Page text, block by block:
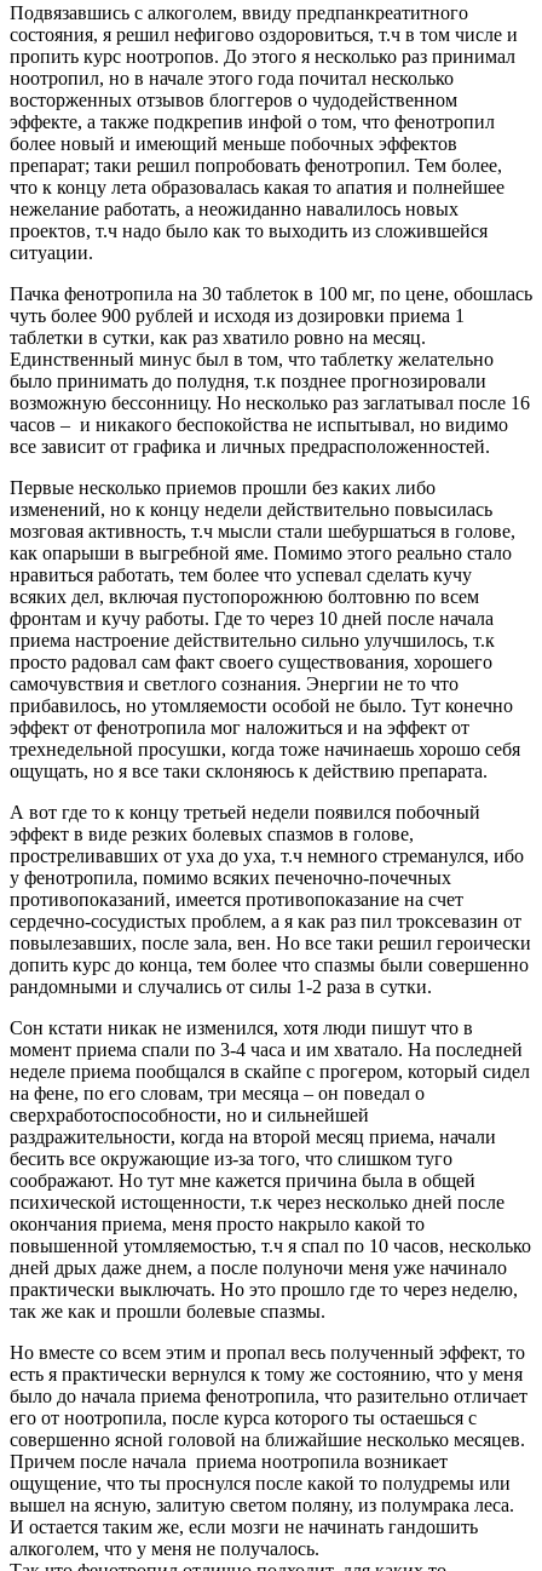
Подвязавшись с алкоголем, ввиду предпанкреатитного
состояния, я решил нефигово оздоровиться, т.ч в том числе и
пропить курс ноотропов. До этого я несколько раз принимал
ноотропил, но в начале этого года почитал несколько
восторженных отзывов блоггеров о чудодейственном
эффекте, а также подкрепив инфой о том, что фенотропил
более новый и имеющий меньше побочных эффектов
препарат; таки решил попробовать фенотропил. Тем более,
что к концу лета образовалась какая то апатия и полнейшее
нежелание работать, а неожиданно навалилось новых
проектов, т.ч надо было как то выходить из сложившейся
ситуации.
Пачка фенотропила на 30 таблеток в 100 мг, по цене, обошлась
чуть более 900 рублей и исходя из дозировки приема 1
таблетки в сутки, как раз хватило ровно на месяц.
Единственный минус был в том, что таблетку желательно
было принимать до полудня, т.к позднее прогнозировали
возможную бессонницу. Но несколько раз заглатывал после 16
часов – и никакого беспокойства не испытывал, но видимо
все зависит от графика и личных предрасположенностей.
Первые несколько приемов прошли без каких либо
изменений, но к концу недели действительно повысилась
мозговая активность, т.ч мысли стали шебуршаться в голове,
как опарыши в выгребной яме. Помимо этого реально стало
нравиться работать, тем более что успевал сделать кучу
всяких дел, включая пустопорожнюю болтовню по всем
фронтам и кучу работы. Где то через 10 дней после начала
приема настроение действительно сильно улучшилось, т.к
просто радовал сам факт своего существования, хорошего
самочувствия и светлого сознания. Энергии не то что
прибавилось, но утомляемости особой не было. Тут конечно
эффект от фенотропила мог наложиться и на эффект от
трехнедельной просушки, когда тоже начинаешь хорошо себя
ощущать, но я все таки склоняюсь к действию препарата.
А вот где то к концу третьей недели появился побочный
эффект в виде резких болевых спазмов в голове,
простреливавших от уха до уха, т.ч немного стреманулся, ибо
у фенотропила, помимо всяких печеночно-почечных
противопоказаний, имеется противопоказание на счет
сердечно-сосудистых проблем, а я как раз пил троксевазин от
повылезавших, после зала, вен. Но все таки решил героически
допить курс до конца, тем более что спазмы были совершенно
рандомными и случались от силы 1-2 раза в сутки.
Сон кстати никак не изменился, хотя люди пишут что в
момент приема спали по 3-4 часа и им хватало. На последней
неделе приема пообщался в скайпе с прогером, который сидел
на фене, по его словам, три месяца – он поведал о
сверхработоспособности, но и сильнейшей
раздражительности, когда на второй месяц приема, начали
бесить все окружающие из-за того, что слишком туго
соображают. Но тут мне кажется причина была в общей
психической истощенности, т.к через несколько дней после
окончания приема, меня просто накрыло какой то
повышенной утомляемостью, т.ч я спал по 10 часов, несколько
дней дрых даже днем, а после полуночи меня уже начинало
практически выключать. Но это прошло где то через неделю,
так же как и прошли болевые спазмы.
Но вместе со всем этим и пропал весь полученный эффект, то
есть я практически вернулся к тому же состоянию, что у меня
было до начала приема фенотропила, что разительно отличает
его от ноотропила, после курса которого ты остаешься с
совершенно ясной головой на ближайшие несколько месяцев.
Причем после начала приема ноотропила возникает
ощущение, что ты проснулся после какой то полудремы или
вышел на ясную, залитую светом поляну, из полумрака леса.
И остается таким же, если мозги не начинать гандошить
алкоголем, что у меня не получалось.